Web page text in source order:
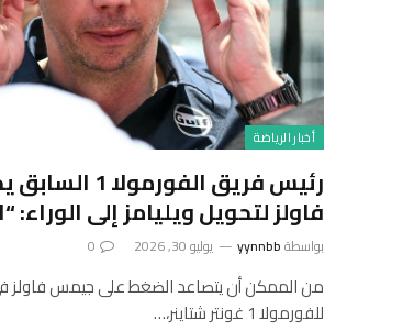
أخبار الرياضة
رئيس فريق
فاولز لتحويل ويليامز إلى الوراء:
بواسطةyynnbb يوليو 30, 2026 0
من الممكن أن يتصاعد الضغط على جيمس فاولز
للفورمولا 1 غونتر شتاينر،…